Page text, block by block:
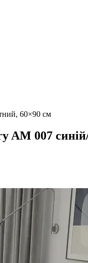
60×90 см
AM 007